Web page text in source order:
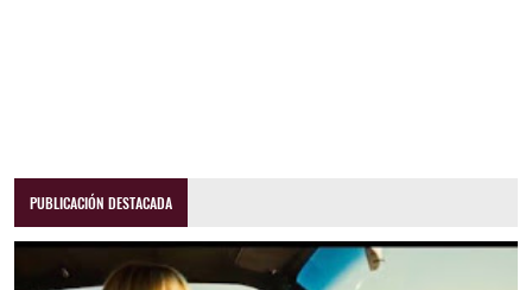
PUBLICACIÓN DESTACADA